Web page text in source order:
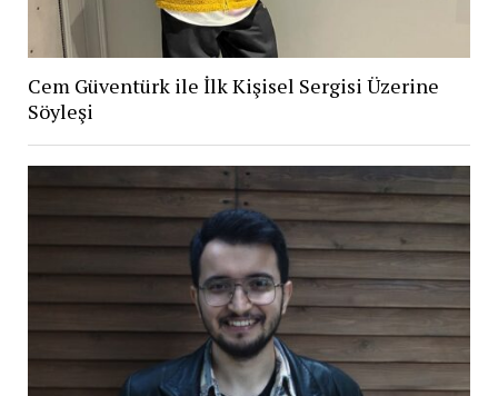
Cem Güventürk ile İlk Kişisel Sergisi Üzerine
Söyleşi